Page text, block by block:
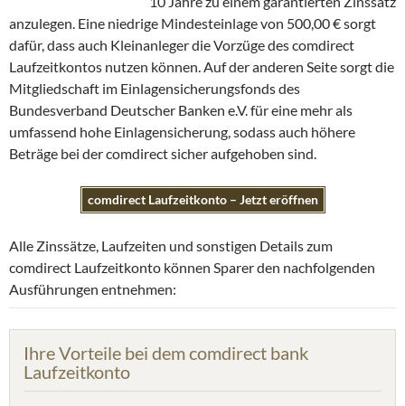
anzulegen. Eine niedrige Mindesteinlage von 500,00 € sorgt
dafür, dass auch Kleinanleger die Vorzüge des comdirect
Laufzeitkontos nutzen können. Auf der anderen Seite sorgt die
Mitgliedschaft im Einlagensicherungsfonds des
Bundesverband Deutscher Banken e.V. für eine mehr als
umfassend hohe Einlagensicherung, sodass auch höhere
Beträge bei der comdirect sicher aufgehoben sind.
comdirect Laufzeitkonto – Jetzt eröffnen
Alle Zinssätze, Laufzeiten und sonstigen Details zum
comdirect Laufzeitkonto können Sparer den nachfolgenden
Ausführungen entnehmen:
Ihre Vorteile bei dem comdirect bank
Laufzeitkonto